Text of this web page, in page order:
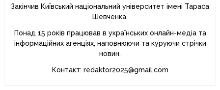
Закінчив Київський національний університет імені Тараса
Шевченка.
Понад 15 років працював в українських онлайн-медіа та
інформаційних агенціях, наповнюючи та куруючи стрічки
новин.
Контакт: redaktor2025@gmail.com